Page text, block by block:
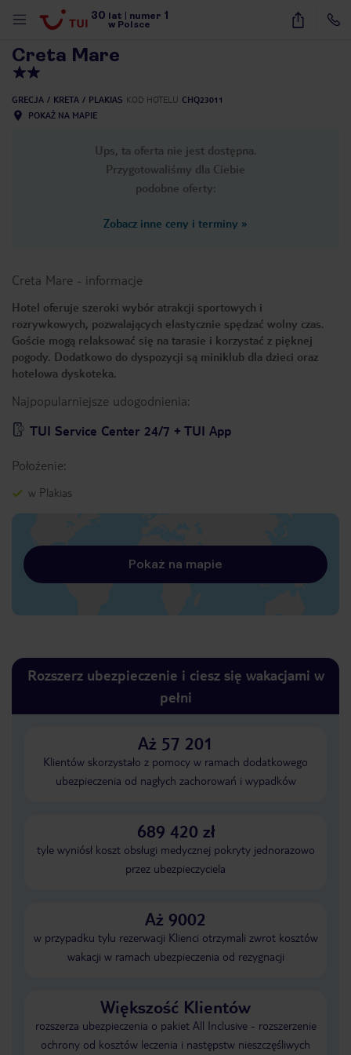
30 lat numer 1
w Polsce
31
Creta Mare
GRECJA KRETA PLAKIAS KOD HOTELU CHQ23011
POKAŻ NA MAPIE
Ups, ta oferta nie jest dostępna.
Przygotowaliśmy dla Ciebie
podobne oferty:
Zobacz inne ceny i terminy »
Creta Mare - informacje
Hotel oferuje szeroki wybór atrakcji sportowych i
rozrywkowych, pozwalających elastycznie spędzać wolny czas.
Goście mogą relaksować się na tarasie i korzystać z pięknej
pogody. Dodatkowo do dyspozycji są miniklub dla dzieci oraz
hotelowa dyskoteka.
Najpopularniejsze udogodnienia:
TUI Service Center 24/7 + TUI App
Położenie:
w Plakias
Pokaż na mapie
Rozszerz ubezpieczenie i ciesz się wakacjami w
pełni
Aż 57 201
Klientów skorzystało z pomocy w ramach dodatkowego
ubezpieczenia od nagłych zachorowań i wypadków
689 420 zł
tyle wyniósł koszt obsługi medycznej pokryty jednorazowo
przez ubezpieczyciela
Aż 9002
w przypadku tylu rezerwacji Klienci otrzymali zwrot kosztów
wakacji w ramach ubezpieczenia od rezygnacji
Większość Klientów
rozszerza ubezpieczenia o pakiet All Inclusive - rozszerzenie
ochrony od kosztów leczenia i następstw nieszczęśliwych